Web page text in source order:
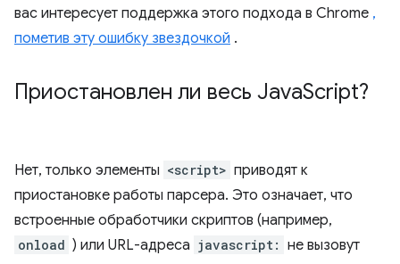
вас интересует поддержка этого подхода в Chrome ,
пометив эту ошибку звездочкой .
Приостановлен ли весь JavaScript?
Нет, только элементы <script> приводят к
приостановке работы парсера. Это означает, что
встроенные обработчики скриптов (например,
onload ) или URL-адреса javascript: не вызовут